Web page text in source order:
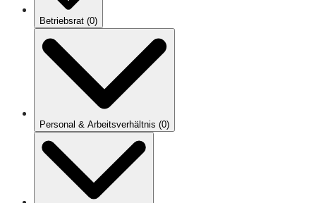
Betriebsrat (0)
Personal & Arbeitsverhältnis (0)